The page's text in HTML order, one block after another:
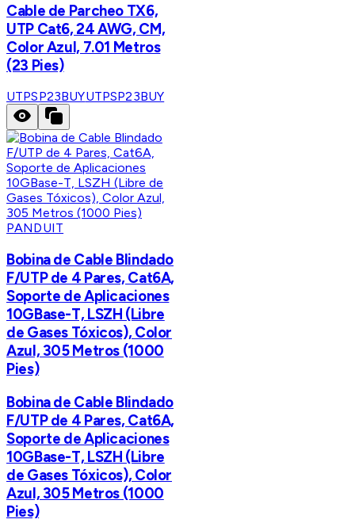
Cable de Parcheo TX6,
UTP Cat6, 24 AWG, CM,
Color Azul, 7.01 Metros
(23 Pies)
UTPSP23BUYUTPSP23BUY
PANDUIT
Bobina de Cable Blindado
F/UTP de 4 Pares, Cat6A,
Soporte de Aplicaciones
10GBase-T, LSZH (Libre
de Gases Tóxicos), Color
Azul, 305 Metros (1000
Pies)
Bobina de Cable Blindado
F/UTP de 4 Pares, Cat6A,
Soporte de Aplicaciones
10GBase-T, LSZH (Libre
de Gases Tóxicos), Color
Azul, 305 Metros (1000
Pies)